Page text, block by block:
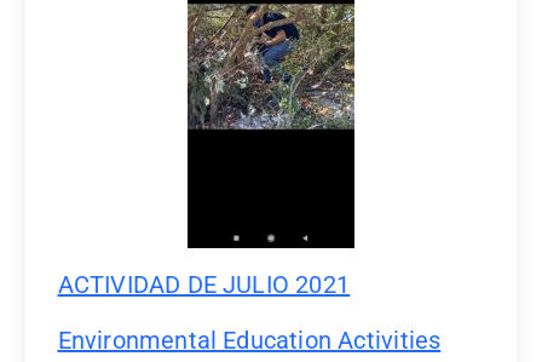
ACTIVIDAD DE JULIO 2021
Environmental Education Activities